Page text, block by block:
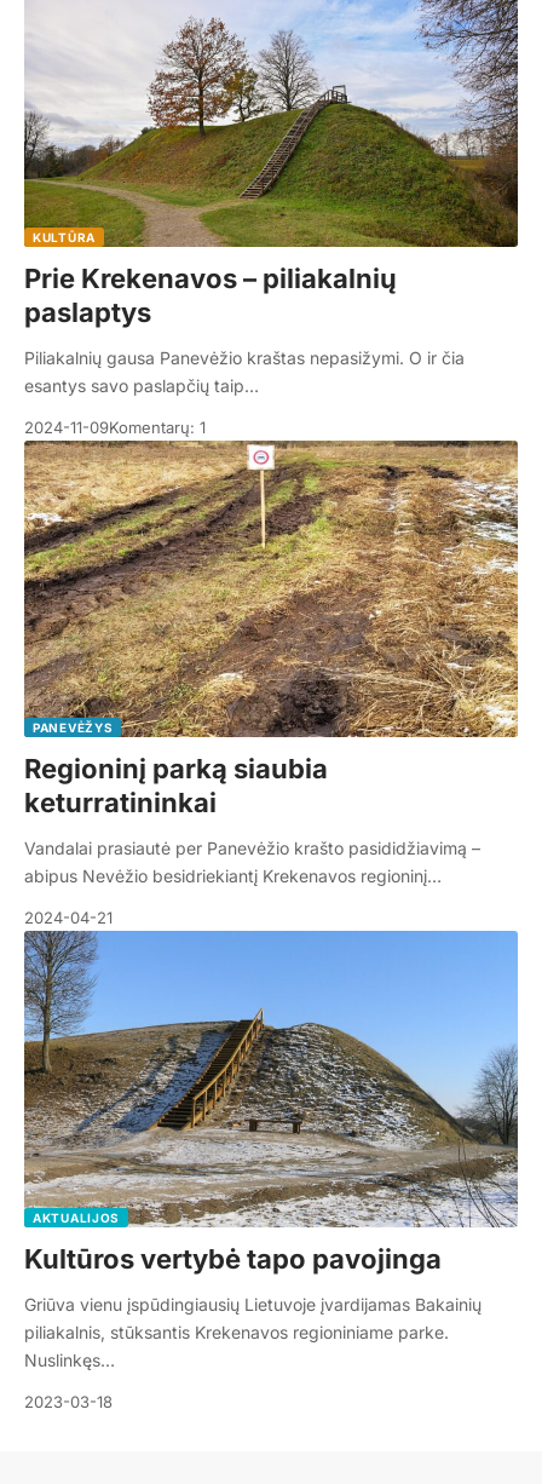
KULTŪRA
Prie Krekenavos – piliakalnių
paslaptys
Piliakalnių gausa Panevėžio kraštas nepasižymi. O ir čia
esantys savo paslapčių taip…
2024-11-09Komentarų: 1
PANEVĖŽYS
Regioninį parką siaubia
keturratininkai
Vandalai prasiautė per Panevėžio krašto pasididžiavimą –
abipus Nevėžio besidriekiantį Krekenavos regioninį…
2024-04-21
AKTUALIJOS
Kultūros vertybė tapo pavojinga
Griūva vienu įspūdingiausių Lietuvoje įvardijamas Bakainių
piliakalnis, stūksantis Krekenavos regioniniame parke.
Nuslinkęs…
2023-03-18